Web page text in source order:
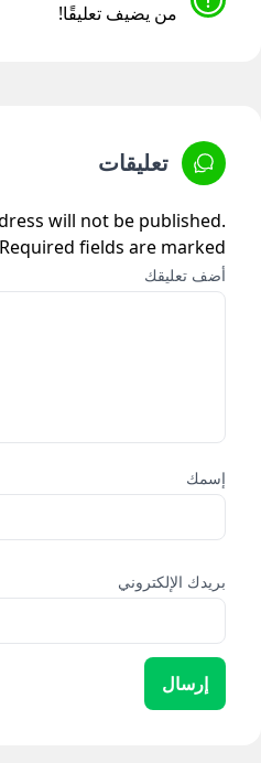
من يضيف تعليقًا!
تعليقات
will not be published.
Required fields are marked *
أضف تعليقك
إسمك
بريدك الإلكتروني
إرسال